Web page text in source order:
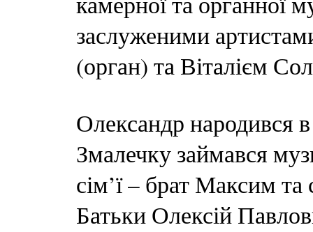
заслуженими
(орган) та Віталієм
Олександр народився
Змалечку займався
сім’ї – брат Максим
Батьки Олексій